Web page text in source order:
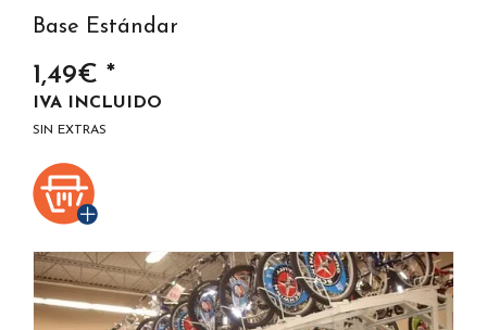
Base Estándar
1,49€ *
IVA INCLUIDO
SIN EXTRAS